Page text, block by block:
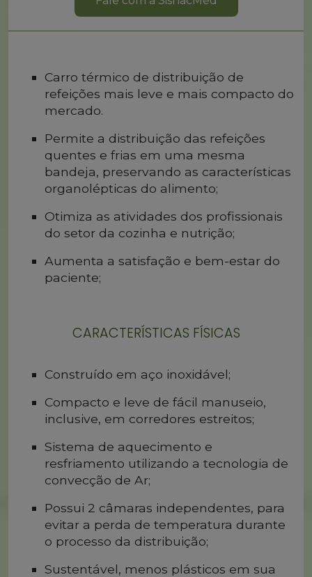
Carro térmico de distribuição de
refeições mais leve e mais compacto do
mercado.
Permite a distribuição das refeições
quentes e frias em uma mesma
bandeja, preservando as características
organolépticas do alimento;
Otimiza as atividades dos profissionais
do setor da cozinha e nutrição;
Aumenta a satisfação e bem-estar do
paciente;
CARACTERÍSTICAS FÍSICAS
Construído em aço inoxidável;
Compacto e leve de fácil manuseio,
inclusive, em corredores estreitos;
Sistema de aquecimento e
resfriamento utilizando a tecnologia de
convecção de Ar;
Possui 2 câmaras independentes, para
evitar a perda de temperatura durante
o processo da distribuição;
Sustentável, menos plásticos em sua